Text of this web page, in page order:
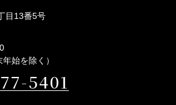
目13番5号
始を除く）
5401